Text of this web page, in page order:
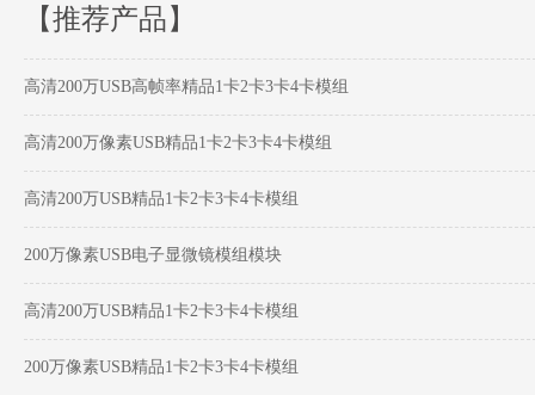
【推荐产品】
高清200万USB高帧率精品1卡2卡3卡4卡模组
高清200万像素USB精品1卡2卡3卡4卡模组
高清200万USB精品1卡2卡3卡4卡模组
200万像素USB电子显微镜模组模块
高清200万USB精品1卡2卡3卡4卡模组
200万像素USB精品1卡2卡3卡4卡模组